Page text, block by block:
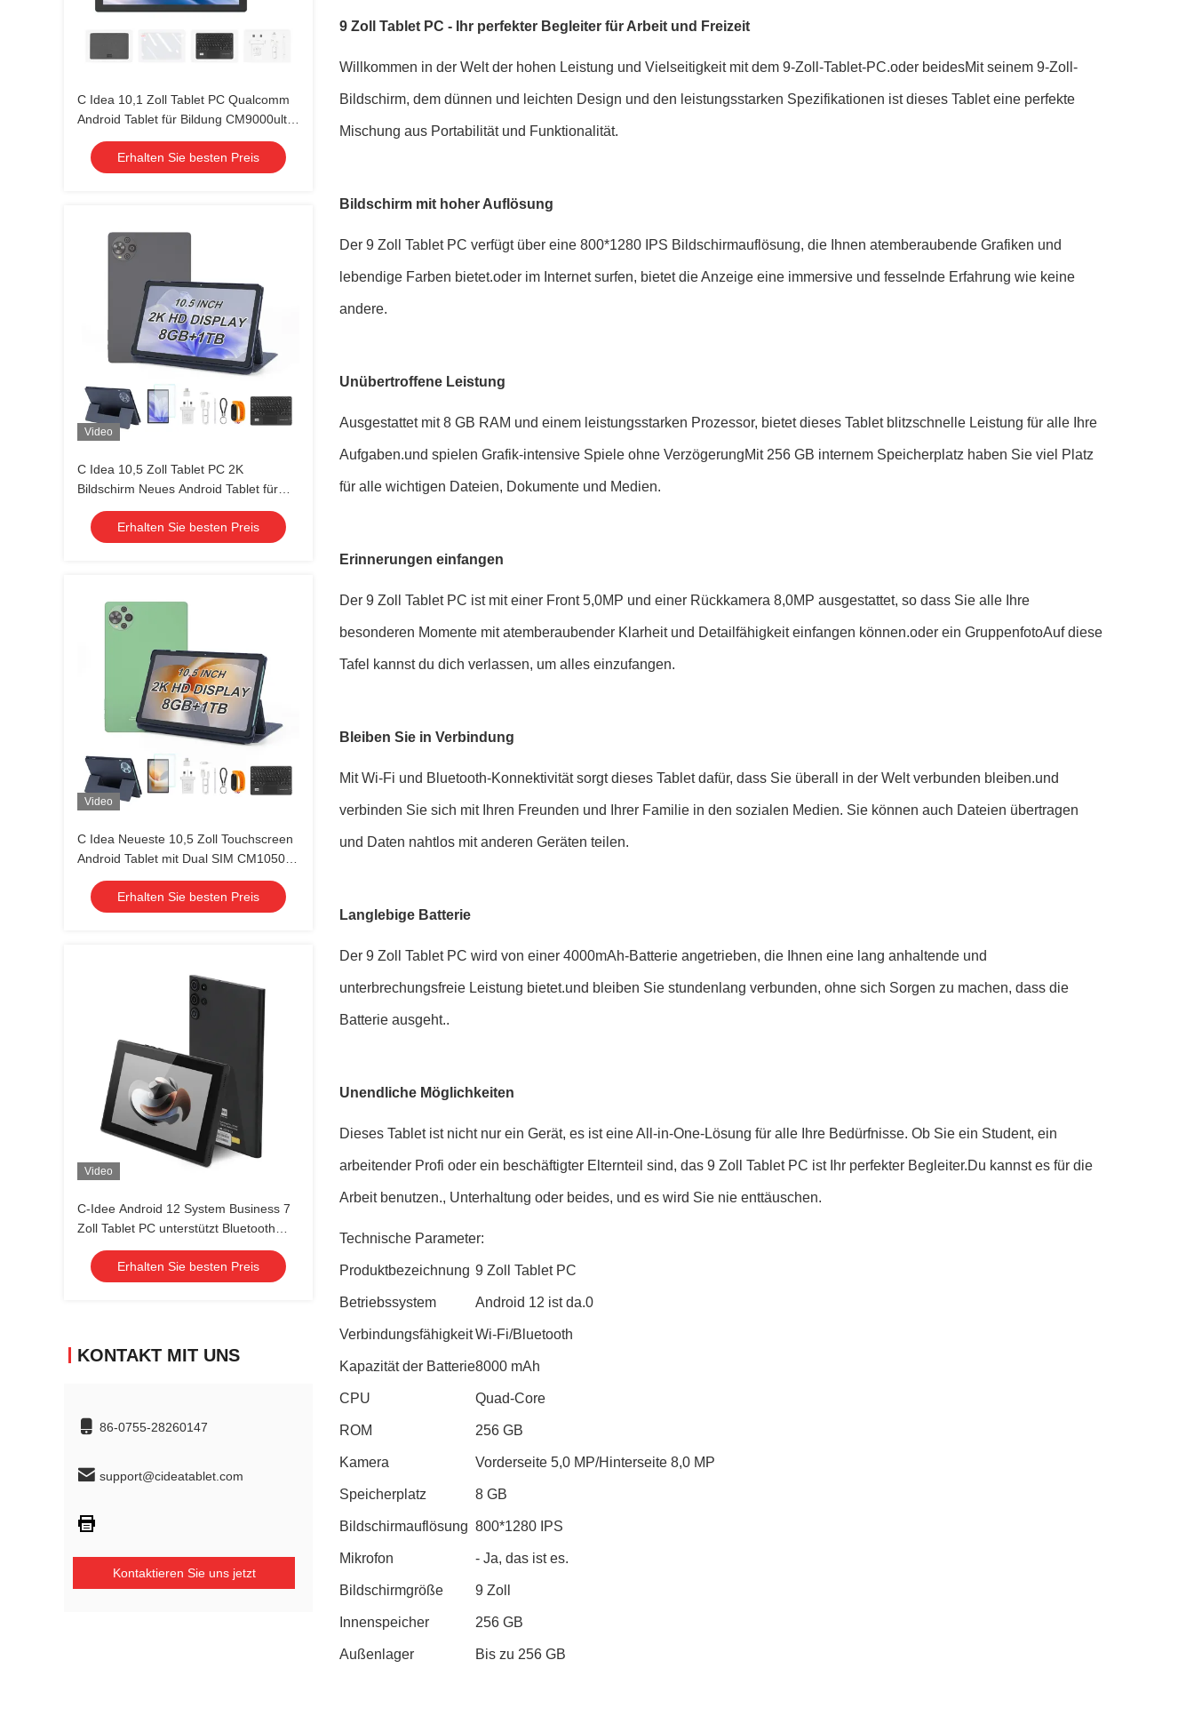
C Idea 10,1 Zoll Tablet PC Qualcomm
Android Tablet für Bildung CM9000ultra
Blau
Erhalten Sie besten Preis
Video
C Idea 10,5 Zoll Tablet PC 2K
Bildschirm Neues Android Tablet für
Studenten Cm10500 Plus Grau
Erhalten Sie besten Preis
Video
C Idea Neueste 10,5 Zoll Touchscreen
Android Tablet mit Dual SIM CM10500
Plus grün
Erhalten Sie besten Preis
Video
C-Idee Android 12 System Business 7
Zoll Tablet PC unterstützt Bluetooth
Dual Card Calling mit Tastatur CM522
Erhalten Sie besten Preis
KONTAKT MIT UNS
86-0755-28260147
support@cideatablet.com
Kontaktieren Sie uns jetzt
9 Zoll Tablet PC - Ihr perfekter Begleiter für Arbeit und Freizeit
Willkommen in der Welt der hohen Leistung und Vielseitigkeit mit dem 9-Zoll-Tablet-PC.oder beidesMit seinem 9-Zoll-
Bildschirm, dem dünnen und leichten Design und den leistungsstarken Spezifikationen ist dieses Tablet eine perfekte
Mischung aus Portabilität und Funktionalität.
Bildschirm mit hoher Auflösung
Der 9 Zoll Tablet PC verfügt über eine 800*1280 IPS Bildschirmauflösung, die Ihnen atemberaubende Grafiken und
lebendige Farben bietet.oder im Internet surfen, bietet die Anzeige eine immersive und fesselnde Erfahrung wie keine
andere.
Unübertroffene Leistung
Ausgestattet mit 8 GB RAM und einem leistungsstarken Prozessor, bietet dieses Tablet blitzschnelle Leistung für alle Ihre
Aufgaben.und spielen Grafik-intensive Spiele ohne VerzögerungMit 256 GB internem Speicherplatz haben Sie viel Platz
für alle wichtigen Dateien, Dokumente und Medien.
Erinnerungen einfangen
Der 9 Zoll Tablet PC ist mit einer Front 5,0MP und einer Rückkamera 8,0MP ausgestattet, so dass Sie alle Ihre
besonderen Momente mit atemberaubender Klarheit und Detailfähigkeit einfangen können.oder ein GruppenfotoAuf diese
Tafel kannst du dich verlassen, um alles einzufangen.
Bleiben Sie in Verbindung
Mit Wi-Fi und Bluetooth-Konnektivität sorgt dieses Tablet dafür, dass Sie überall in der Welt verbunden bleiben.und
verbinden Sie sich mit Ihren Freunden und Ihrer Familie in den sozialen Medien. Sie können auch Dateien übertragen
und Daten nahtlos mit anderen Geräten teilen.
Langlebige Batterie
Der 9 Zoll Tablet PC wird von einer 4000mAh-Batterie angetrieben, die Ihnen eine lang anhaltende und
unterbrechungsfreie Leistung bietet.und bleiben Sie stundenlang verbunden, ohne sich Sorgen zu machen, dass die
Batterie ausgeht..
Unendliche Möglichkeiten
Dieses Tablet ist nicht nur ein Gerät, es ist eine All-in-One-Lösung für alle Ihre Bedürfnisse. Ob Sie ein Student, ein
arbeitender Profi oder ein beschäftigter Elternteil sind, das 9 Zoll Tablet PC ist Ihr perfekter Begleiter.Du kannst es für die
Arbeit benutzen., Unterhaltung oder beides, und es wird Sie nie enttäuschen.
Technische Parameter:
Produktbezeichnung 9 Zoll Tablet PC
Betriebssystem Android 12 ist da.0
VerbindungsfähigkeitWi-Fi/Bluetooth
Kapazität der Batterie8000 mAh
CPU Quad-Core
ROM 256 GB
Kamera Vorderseite 5,0 MP/Hinterseite 8,0 MP
Speicherplatz 8 GB
Bildschirmauflösung 800*1280 IPS
Mikrofon - Ja, das ist es.
Bildschirmgröße 9 Zoll
Innenspeicher 256 GB
Außenlager Bis zu 256 GB